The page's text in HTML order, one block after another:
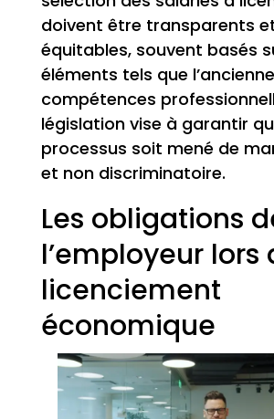
doivent être transparents
équitables, souvent basés
éléments tels que
compétences
législation vise à garantir
processus soit mené de
et non discriminatoire.
Les obligations
l’employeur lors
licenciement
économique